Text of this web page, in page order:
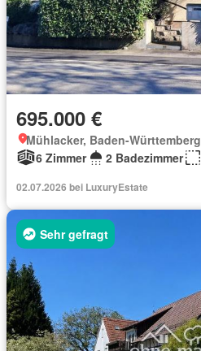
695.000 €
Mühlacker, Baden-Württemberg
6 Zimmer
2 Badezimmer
02.07.2026 bei LuxuryEstate
Sehr gefragt